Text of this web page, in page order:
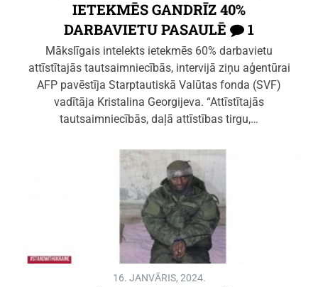
IETEKMĒS GANDRĪZ 40%
DARBAVIETU PASAULĒ
1
Mākslīgais intelekts ietekmēs 60% darbavietu
attīstītajās tautsaimniecībās, intervijā ziņu aģentūrai
AFP pavēstīja Starptautiskā Valūtas fonda (SVF)
vadītāja Kristalina Georgijeva. “Attīstītajās
tautsaimniecībās, daļā attīstības tirgu,…
16. JANVĀRIS, 2024.